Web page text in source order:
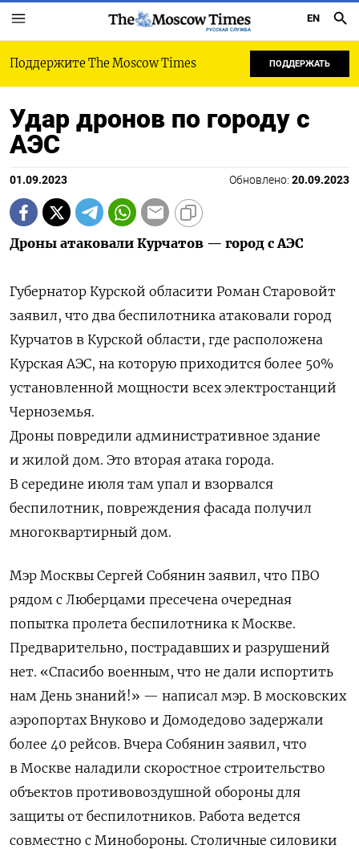
РУССКАЯ СЛУЖБА
EN
Поддержите The Moscow Times ПОДДЕРЖАТЬ
Удар дронов по городу с
АЭС
01.09.2023 Обновлено: 20.09.2023
Дроны атаковали Курчатов — город с АЭС
Губернатор Курской обласити Роман Старовойт
заявил, что два беспилотника атаковали город
Курчатов в Курской области, где расположена
Курская АЭС, на которую приходится более 50%
установленной мощности всех электростанций
Черноземья.
Дроны повредили административное здание
и жилой дом. Это вторая атака города.
В середине июля там упал и взорвался
беспилотник, повреждения фасада получил
многоквартирный дом.
Мэр Москвы Сергей Собянин заявил, что ПВО
рядом с Люберцами пресечена очередная
попытка пролета беспилотника к Москве.
Предварительно, пострадавших и разрушений
нет. «Спасибо военным, что не дали испортить
нам День знаний!» — написал мэр. В московских
аэропортах Внуково и Домодедово задержали
более 40 рейсов. Вчера Собянин заявил, что
в Москве наладили скоростное строительство
объектов противовоздушной обороны для
защиты от беспилотников. Работа ведется
совместно с Минобороны. Столичные силовики